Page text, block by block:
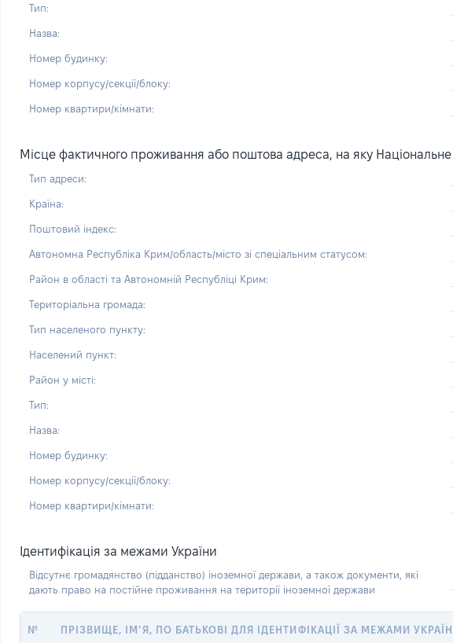
Тип:
Назва:
Номер будинку:
Номер корпусу/секції/блоку:
Номер квартири/кімнати:
Місце фактичного проживання або поштова адреса, на яку
Тип адреси:
Країна:
Поштовий індекс:
Автономна Республіка Крим/область/місто зі спеціальним статусом:
Район в області та Автономній Республіці Крим:
Територіальна громада:
Тип населеного пункту:
Населений пункт:
Район у місті:
Тип:
Назва:
Номер будинку:
Номер корпусу/секції/блоку:
Номер квартири/кімнати:
Ідентифікація за межами України
Відсутнє громадянство (підданство) іноземної держави, а також документи, які
дають право на постійне проживання на території іноземної держави
№ ПРІЗВИЩЕ, ІМ’Я, ПО БАТЬКОВІ ДЛЯ ІДЕНТИФІКАЦІЇ ЗА МЕЖАМИ